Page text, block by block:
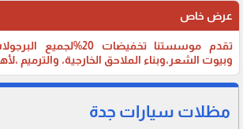
عرض خاص
تقدم موسستنا تخفيضات
وبيوت الشعر،وبناء الملاحق الخارجية، والترميم
مظلات سيارات جدة